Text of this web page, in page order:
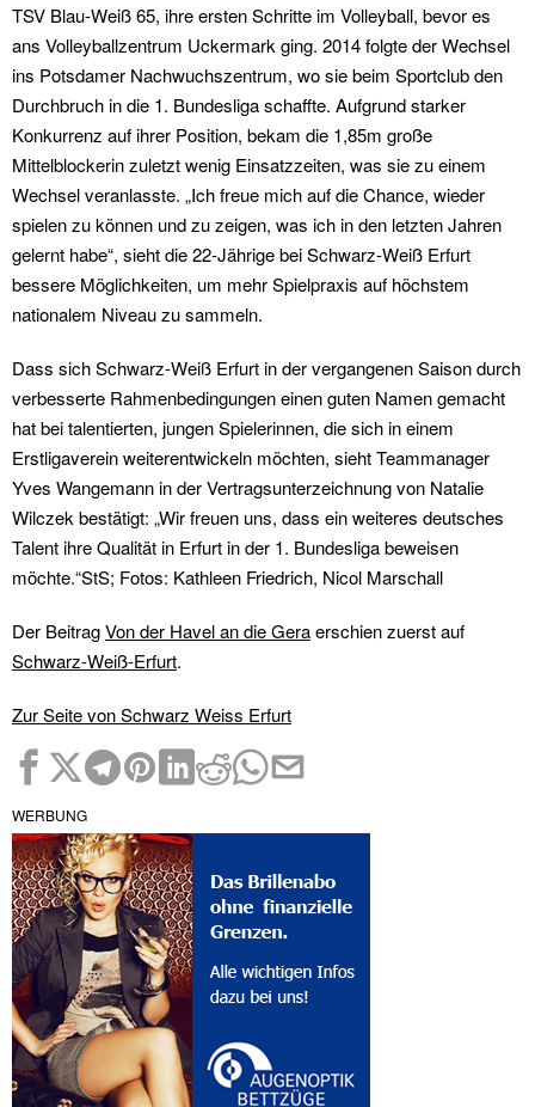
TSV Blau-Weiß 65, ihre ersten Schritte im Volleyball, bevor es
ans Volleyballzentrum Uckermark ging. 2014 folgte der Wechsel
ins Potsdamer Nachwuchszentrum, wo sie beim Sportclub den
Durchbruch in die 1. Bundesliga schaffte. Aufgrund starker
Konkurrenz auf ihrer Position, bekam die 1,85m große
Mittelblockerin zuletzt wenig Einsatzzeiten, was sie zu einem
Wechsel veranlasste. „Ich freue mich auf die Chance, wieder
spielen zu können und zu zeigen, was ich in den letzten Jahren
gelernt habe“, sieht die 22-Jährige bei Schwarz-Weiß Erfurt
bessere Möglichkeiten, um mehr Spielpraxis auf höchstem
nationalem Niveau zu sammeln.
Dass sich Schwarz-Weiß Erfurt in der vergangenen Saison durch
verbesserte Rahmenbedingungen einen guten Namen gemacht
hat bei talentierten, jungen Spielerinnen, die sich in einem
Erstligaverein weiterentwickeln möchten, sieht Teammanager
Yves Wangemann in der Vertragsunterzeichnung von Natalie
Wilczek bestätigt: „Wir freuen uns, dass ein weiteres deutsches
Talent ihre Qualität in Erfurt in der 1. Bundesliga beweisen
möchte.“StS; Fotos: Kathleen Friedrich, Nicol Marschall
Der BeitragVon der Havel an die Geraerschien zuerst auf
Schwarz-Weiß-Erfurt.
Zur Seite von Schwarz Weiss Erfurt
WERBUNG